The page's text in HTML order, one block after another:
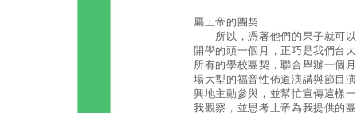
屬上帝的團契
所以，憑著他們的果子就可以
開學的頭一個月，正巧是我們台
所有的學校團契，聯合舉辦一個
場大型的福音性佈道演講與節目
興地主動參與，並幫忙宣傳這樣
我觀察，並思考上帝為我提供的